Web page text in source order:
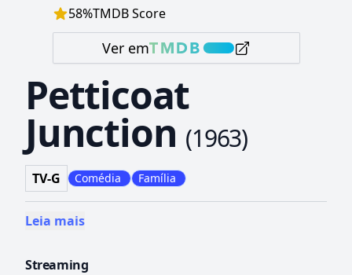
58%TMDB Score
Ver em
Petticoat
Junction (1963)
TV-G Comédia Família
Leia mais
Streaming